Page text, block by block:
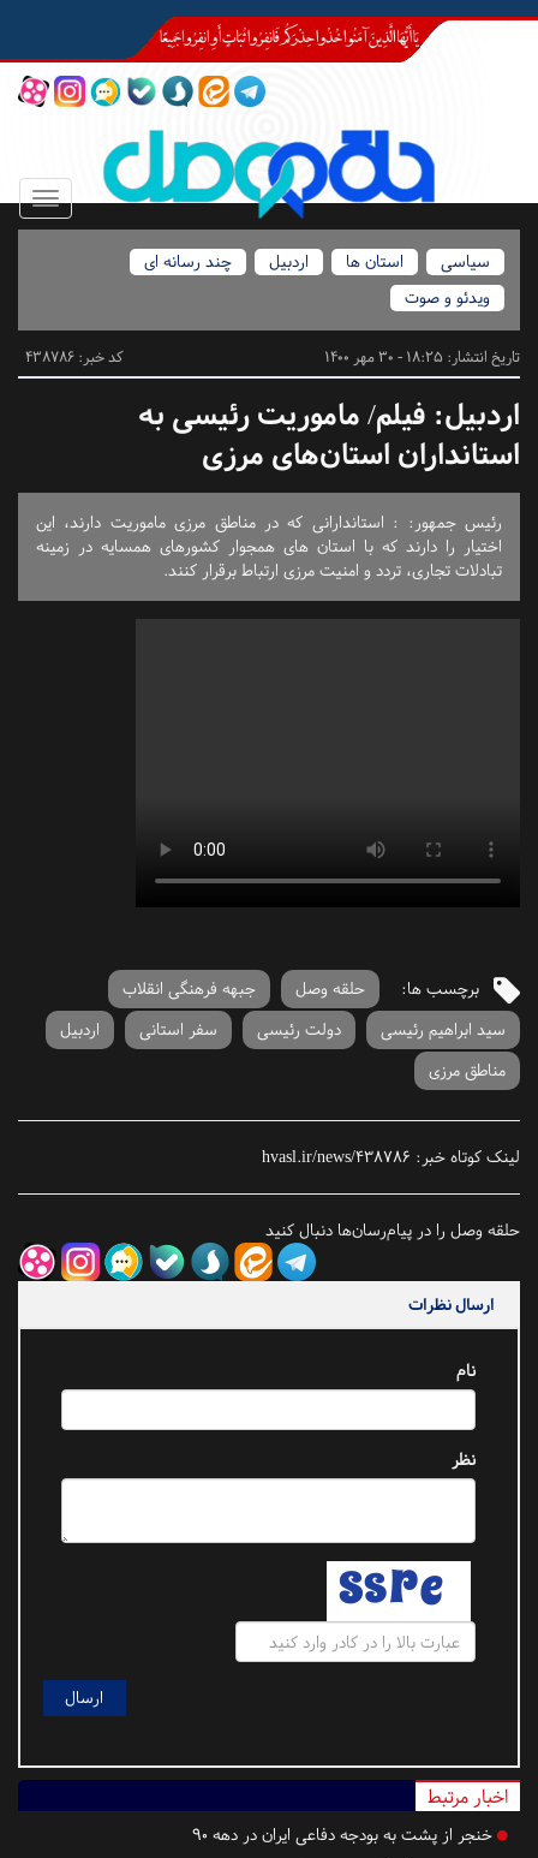
Toggle
سیاسی
استان ها اردبیل
چند رسانه ای
ویدئو و صوت
تاریخ انتشار: 18:25 - 30 مهر 1400 کد خبر: 438786
اردبیل: فیلم/ ماموریت رئیسی به
استانداران استان‌های مرزی
رئیس جمهور: : استاندارانی که در مناطق مرزی ماموریت دارند، این
اختیار را دارند که با استان های همجوار کشورهای همسایه در زمینه
تبادلات تجاری، تردد و امنیت مرزی ارتباط برقرار کنند.
برچسب ها: حلقه وصل
جبهه فرهنگی انقلاب
سید ابراهیم رئیسی
دولت رئیسی سفر استانی
اردبیل
مناطق مرزی
لینک کوتاه خبر: hvasl.ir/news/438786
حلقه وصل را در پیام‌رسان‌ها دنبال کنید
ارسال نظرات
نام
نظر
اخبار مرتبط
خنجر از پشت به بودجه دفاعی ایران در دهه ۹۰